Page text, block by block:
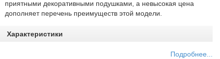
приятными декоративными подушками, а невысокая цена
дополняет перечень преимуществ этой модели.
Характеристики
Подробнее...